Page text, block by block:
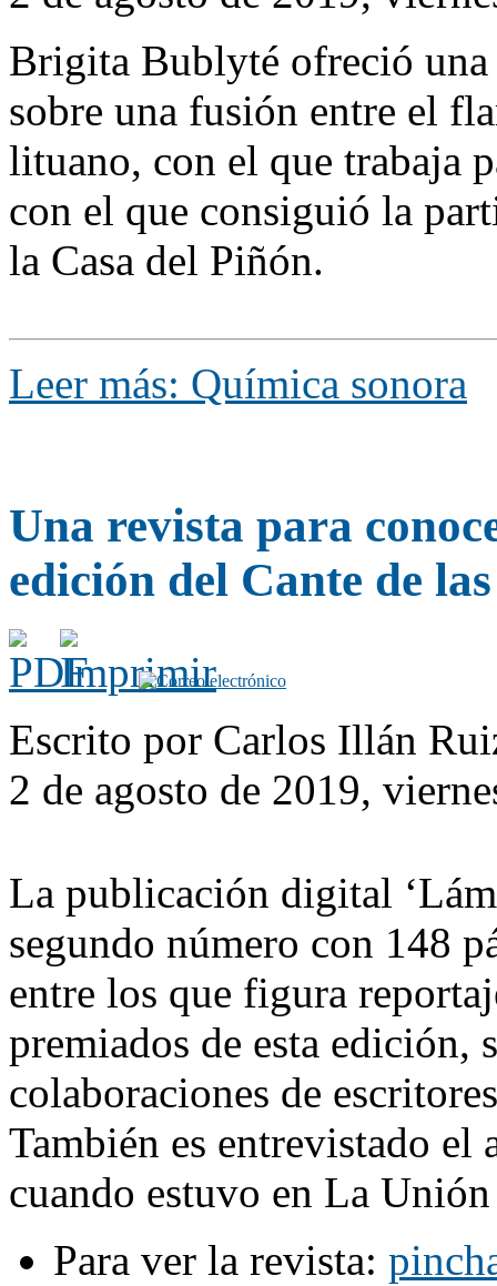
Brigita Bublyté ofreció una
sobre una fusión entre el
lituano, con el que trabaja
con el que consiguió la
la Casa del Piñón.
Leer más: Química sonora
Una revista para
edición del Cante de
Escrito por Carlos Illán
2 de agosto de 2019,
La publicación digital
segundo número con 148
entre los que figura
premiados de esta edición,
colaboraciones de
También es entrevistado el
cuando estuvo en La
Para ver la revista: